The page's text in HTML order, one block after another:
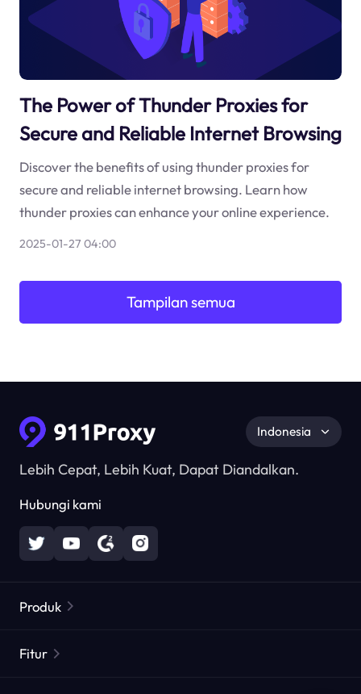
The Power of Thunder Proxies for
Secure and Reliable Internet Browsing
Discover the benefits of using thunder proxies for
secure and reliable internet browsing. Learn how
thunder proxies can enhance your online experience.
2025-01-27 04:00
Tampilan semua
Lebih Cepat, Lebih Kuat, Dapat Diandalkan.
Hubungi kami
Indonesia
Produk
Fitur